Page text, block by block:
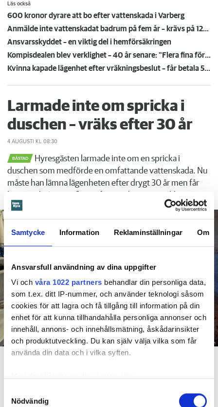
Samtycke Information Reklaminställningar Om
Ansvarsfull användning av dina uppgifter
Vi och våra 1022 partners behandlar din personliga data,
som t.ex. ditt IP-nummer, och använder teknologi såsom
cookies för att lagra och få tillgång till information på din
enhet för att kunna tillhandahålla personliga annonser och
innehåll, annons- och innehållsmätning, åskådarinsikter
och produktutveckling. Du kan själv välja vilka som får
använda din data och i vilka syften.
som kan ha en noggrannhet på upp till flera meter
Nödvändig
Läs också
600 kronor dyrare att bo efter vattenskada i Varberg
Anmälde inte vattenskadat badrum på fem år – krävs på 125 000 kronor
Ansvarsskyddet – en viktig del i hemförsäkringen
Kompisdealen blev verklighet – 40 år senare: "Flera fina fördelar med att dela bostad"
Kvinna kapade lägenhet efter vräkningsbeslut – får betala 50 000
Larmade inte om spricka i
duschen – vräks efter 30 år
4 AUGUSTI KL 08:30
BÅSTAD
Hyresgästen larmade inte om en spricka i
duschen som medförde en omfattande vattenskada. Nu
måste han lämna lägenheten efter drygt 30 år men får
Foto: Hyresnämnden
En inspektion visade att vatten under en längre tid läckt in genom sprickor i väggen (de